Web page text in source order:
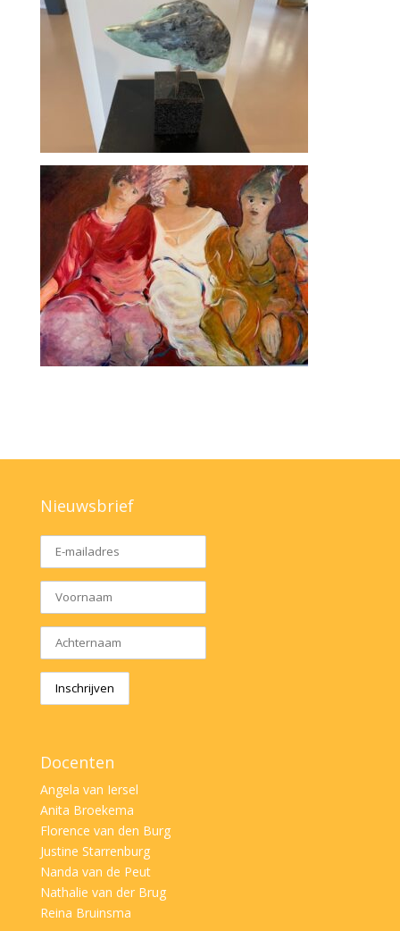
Nieuwsbrief
Docenten
Angela van Iersel
Anita Broekema
Florence van den Burg
Justine Starrenburg
Nanda van de Peut
Nathalie van der Brug
Reina Bruinsma